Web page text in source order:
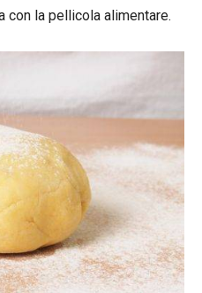
con la pellicola alimentare.